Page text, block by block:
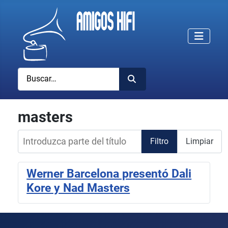
Buscar
masters
Introduzca parte del título
Filtro Limpiar
Werner Barcelona presentó Dali
Kore y Nad Masters